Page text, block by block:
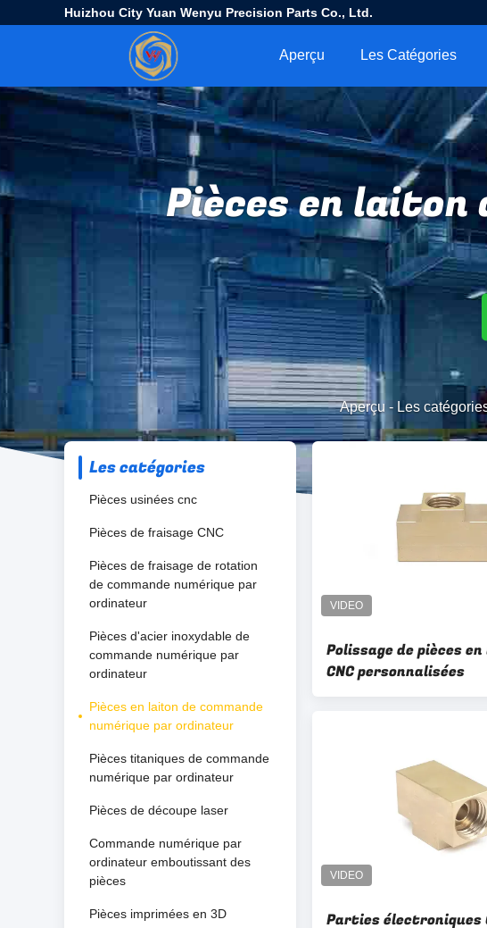
Huizhou City Yuan Wenyu Precision Parts Co., Ltd.
Aperçu Les Catégories
Pièces en laiton
Aperçu - Les
Les catégories
Pièces usinées cnc
Pièces de fraisage CNC
Pièces de fraisage de rotation
de commande numérique par
ordinateur
Pièces d'acier inoxydable de
commande numérique par
ordinateur
Pièces en laiton de commande
numérique par ordinateur
Pièces titaniques de commande
numérique par ordinateur
Pièces de découpe laser
Commande numérique par
ordinateur emboutissant des
pièces
Pièces imprimées en 3D
Polissage de pièces
CNC personnalisées
Parties électroniques